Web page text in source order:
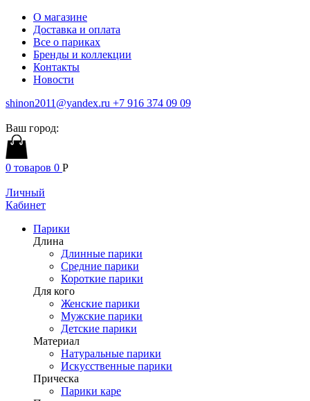
О магазине
Доставка и оплата
Все о париках
Бренды и коллекции
Контакты
Новости
shinon2011@yandex.ru +7 916 374 09 09
Ваш город:
0 товаров 0 Р
Личный
Кабинет
Парики
Длина
Длинные парики
Средние парики
Короткие парики
Для кого
Женские парики
Мужские парики
Детские парики
Материал
Натуральные парики
Искусственные парики
Прическа
Парики каре